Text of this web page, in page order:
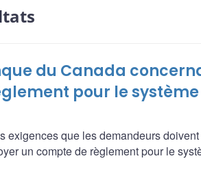
du Canada
pour le
exigences que les demandeurs
un compte de règlement pour le